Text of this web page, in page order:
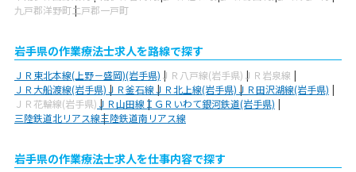
九戸郡洋野町二戸郡一戸町
岩手県の作業療法士求人を路線で探す
ＪＲ東北本線(上野－盛岡)(岩手県) ＪＲ八戸線(岩手県) ＪＲ岩泉線
ＪＲ大船渡線(岩手県)ＪＲ釜石線ＪＲ北上線(岩手県)ＪＲ田沢湖線(岩手県)
ＪＲ花輪線(岩手県)ＪＲ山田線 ＩＧＲいわて銀河鉄道(岩手県)
三陸鉄道北リアス線三陸鉄道南リアス線
岩手県の作業療法士求人を仕事内容で探す